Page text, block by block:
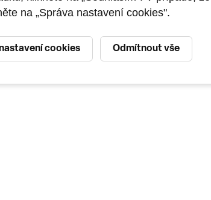
JAZYK
KÓD KURZU
PU23240122
na „Správa nastavení cookies".
cookies Odmítnout vše